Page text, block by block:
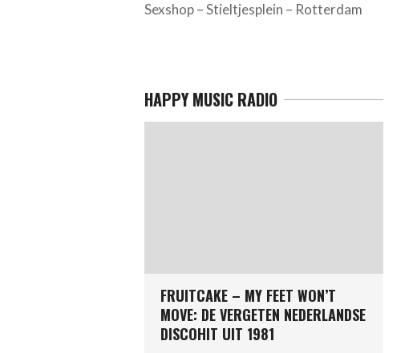
Sexshop – Stieltjesplein – Rotterdam
HAPPY MUSIC RADIO
FRUITCAKE – MY FEET WON’T
MOVE: DE VERGETEN NEDERLANDSE
DISCOHIT UIT 1981